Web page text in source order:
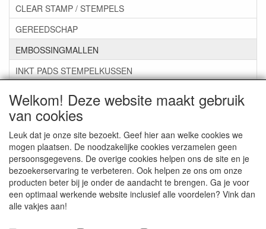
Welkom! Deze website maakt gebruik
van cookies
Leuk dat je onze site bezoekt. Geef hier aan welke cookies we
mogen plaatsen. De noodzakelijke cookies verzamelen geen
persoonsgegevens. De overige cookies helpen ons de site en je
bezoekerservaring te verbeteren. Ook helpen ze ons om onze
producten beter bij je onder de aandacht te brengen. Ga je voor
een optimaal werkende website inclusief alle voordelen? Vink dan
alle vakjes aan!
CLEAR STAMP / STEMPELS
GEREEDSCHAP
EMBOSSINGMALLEN
INKT PADS STEMPELKUSSEN
***GROEP 07*** KAARTEN +SCRAP TOEBEHOREN
***GROEP 08*** TEKENEN EN KLEUREN, GELPEN,MARKER
***GROEP 09*** KRALEN EN TOEBEHOREN
***GROEP 10*** WENSKAARTEN MET ENV. €0,75
Service